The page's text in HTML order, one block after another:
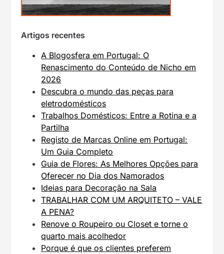
Artigos recentes
A Blogosfera em Portugal: O
Renascimento do Conteúdo de Nicho em
2026
Descubra o mundo das peças para
eletrodomésticos
Trabalhos Domésticos: Entre a Rotina e a
Partilha
Registo de Marcas Online em Portugal:
Um Guia Completo
Guia de Flores: As Melhores Opções para
Oferecer no Dia dos Namorados
Ideias para Decoração na Sala
TRABALHAR COM UM ARQUITETO – VALE
A PENA?
Renove o Roupeiro ou Closet e torne o
quarto mais acolhedor
Porque é que os clientes preferem